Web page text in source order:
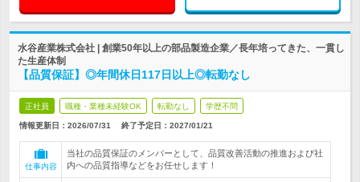
水谷産業株式会社 | 創業50年以上の部品製造企業／長年培ってきた、一貫し
た生産体制
【品質保証】◎年間休日117日以上◎転勤なし
正社員 職種・業種未経験OK 転勤なし 学歴不問
情報更新日：2026/07/31 終了予定日： 2027/01/21
仕事内容
当社の品質保証のメンバーとして、品質改善活動の推進および社
内への品質指導などをお任せします！